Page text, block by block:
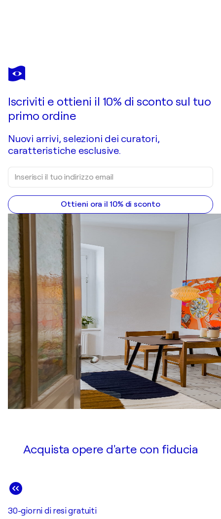
MILO MANARA
Le feu au village, Lithographie signée
Iscriviti e ottieni il 10% di sconto sul tuo
primo ordine
Nuovi arrivi, selezioni dei curatori,
caratteristiche esclusive.
Ottieni ora il 10% di sconto
Acquista opere d'arte con fiducia
30-giorni di resi gratuiti